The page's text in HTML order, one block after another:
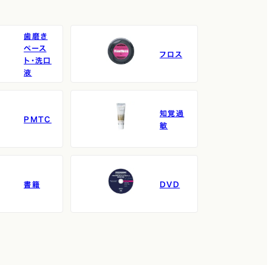
歯磨き
ペース
ト・洗口
液
フロス
PMTC
知覚過
敏
書籍 DVD